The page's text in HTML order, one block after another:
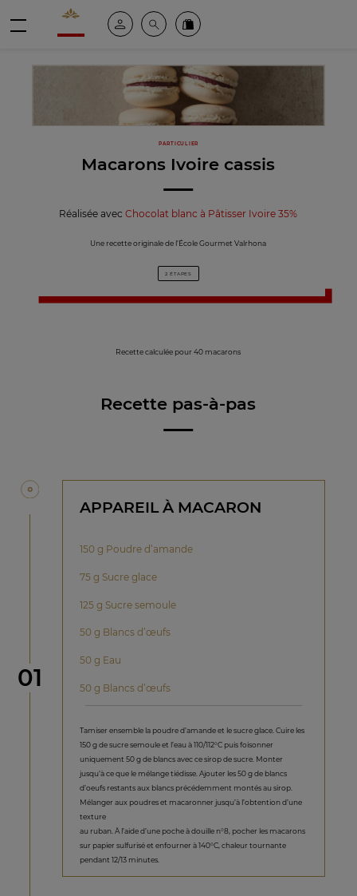
Valrhona - Imaginons le meilleur du chocolat
Espace clientRechercheCommandez en ligne
PARTICULIER
Macarons Ivoire cassis
Réalisée avecChocolat blanc à Pâtisser Ivoire 35%
Une recette originale de l’École Gourmet Valrhona
2 ÉTAPES
Recette calculée pour 40 macarons
Recette pas-à-pas
étape
01
APPAREIL À MACARON
150 g Poudre d’amande
75 g Sucre glace
125 g Sucre semoule
50 g Blancs d’œufs
50 g Eau
50 g Blancs d’œufs
Tamiser ensemble la poudre d’amande et le sucre glace. Cuire les
150 g de sucre semoule et l’eau à 110/112°C puis foisonner
uniquement 50 g de blancs avec ce sirop de sucre. Monter
jusqu’à ce que le mélange tiédisse. Ajouter les 50 g de blancs
d’oeufs restants aux blancs précédemment montés au sirop.
Mélanger aux poudres et macaronner jusqu’à l’obtention d’une
texture
au ruban. À l’aide d’une poche à douille n°8, pocher les macarons
sur papier sulfurisé et enfourner à 140°C, chaleur tournante
pendant 12/13 minutes.